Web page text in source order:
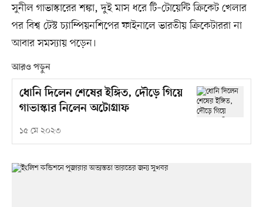
সুনীল গাভাস্কারের শঙ্কা, দুই মাস ধরে টি–টোয়েন্টি ক্রিকেট খেলার
পর বিশ্ব টেস্ট চ্যাম্পিয়নশিপের ফাইনালে ভারতীয় ক্রিকেটাররা না
আবার সমস্যায় পড়েন।
আরও পড়ুন
ধোনি দিলেন শেষের ইঙ্গিত, দৌড়ে গিয়ে
গাভাস্কার নিলেন অটোগ্রাফ
১৫ মে ২০২৩